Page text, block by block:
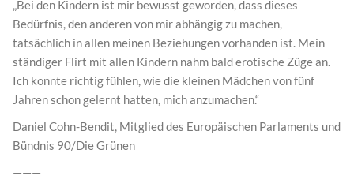
„Bei den Kindern ist mir bewusst geworden, dass dieses
Bedürfnis, den anderen von mir abhängig zu machen,
tatsächlich in allen meinen Beziehungen vorhanden ist. Mein
ständiger Flirt mit allen Kindern nahm bald erotische Züge an.
Ich konnte richtig fühlen, wie die kleinen Mädchen von fünf
Jahren schon gelernt hatten, mich anzumachen.“
Daniel Cohn-Bendit, Mitglied des Europäischen Parlaments und
Bündnis 90/Die Grünen
———